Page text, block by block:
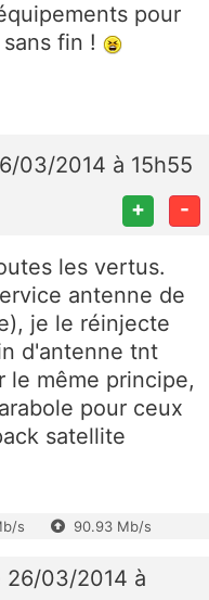
pour
fin !
03/2014 à 15h55
+ -
les vertus.
antenne de
je le réinjecte
d'antenne tnt
le même principe,
pour ceux
satellite
s 90.93 Mb/s
26/03/2014 à